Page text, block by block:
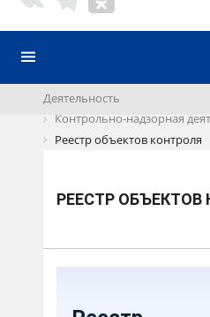
Деятельность
Контрольно-надзорная
Реестр объектов контроля
РЕЕСТР ОБЪЕКТОВ